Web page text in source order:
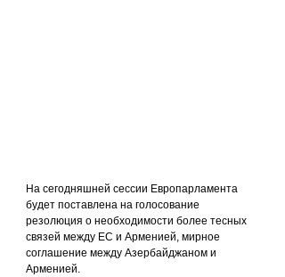
На сегодняшней сессии Европарламента
будет поставлена на голосование
резолюция о необходимости более тесных
связей между ЕС и Арменией, мирное
соглашение между Азербайджаном и
Арменией.